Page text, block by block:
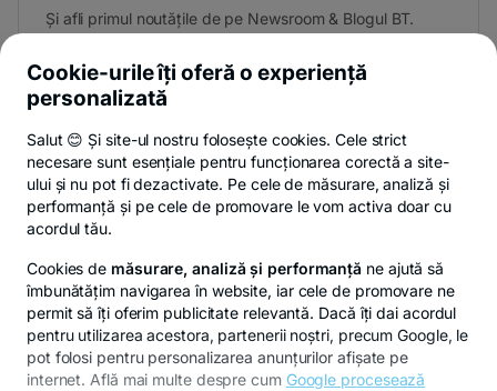
Și afli primul noutățile de pe Newsroom & Blogul BT.
Privacy HubPolitica de confidențialitatePolitica de cookies
© Copyright 2026 Banca Transilvania. Toate drepturile
rezervate.
Cookie-urile îți oferă o experiență
personalizată
Salut 😊 Și site-ul nostru folosește cookies. Cele strict
necesare sunt esențiale pentru funcționarea corectă a site-
ului și nu pot fi dezactivate. Pe cele de măsurare, analiză și
performanță și pe cele de promovare le vom activa doar cu
acordul tău.
Cookies de măsurare, analiză și performanță ne ajută să
îmbunătățim navigarea în website, iar cele de promovare ne
permit să îți oferim publicitate relevantă. Dacă îți dai acordul
pentru utilizarea acestora, partenerii noștri, precum Google, le
pot folosi pentru personalizarea anunțurilor afișate pe
internet. Află mai multe despre cum Google procesează